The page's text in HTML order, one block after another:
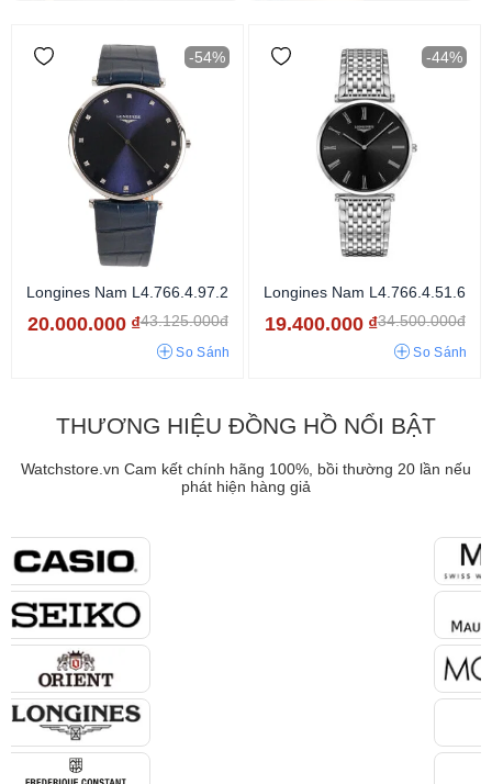
-54%
Longines Nam L4.766.4.97.2
20.000.000 ₫43.125.000đ
So Sánh
-44%
Longines Nam L4.766.4.51.6
19.400.000 ₫34.500.000đ
So Sánh
THƯƠNG HIỆU ĐỒNG HỒ NỔI BẬT
Watchstore.vn Cam kết chính hãng 100%, bồi thường 20 lần nếu
phát hiện hàng giả